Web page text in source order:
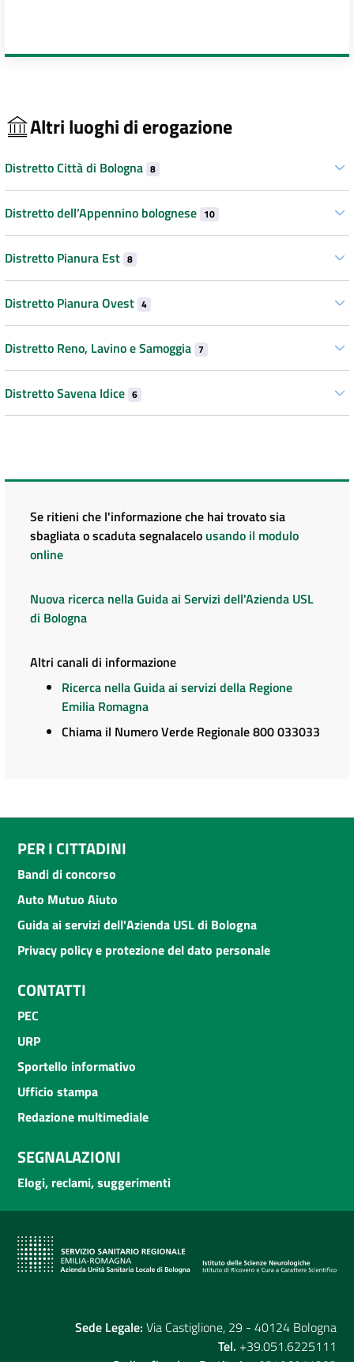
Altri luoghi di erogazione
Distretto Città di Bologna 8
Distretto dell’Appennino bolognese 10
Distretto Pianura Est 8
Distretto Pianura Ovest 4
Distretto Reno, Lavino e Samoggia 7
Distretto Savena Idice 6
Se ritieni che l'informazione che hai trovato sia
sbagliata o scaduta segnalacelo usando il modulo
online
Nuova ricerca nella Guida ai Servizi dell'Azienda USL
di Bologna
Altri canali di informazione
Ricerca nella Guida ai servizi della Regione
Emilia Romagna
Chiama il Numero Verde Regionale 800 033033
PER I CITTADINI
Bandi di concorso
Auto Mutuo Aiuto
Guida ai servizi dell'Azienda USL di Bologna
Privacy policy e protezione del dato personale
CONTATTI
PEC
URP
Sportello informativo
Ufficio stampa
Redazione multimediale
SEGNALAZIONI
Elogi, reclami, suggerimenti
Sede Legale: Via Castiglione, 29 - 40124 Bologna
Tel. +39.051.6225111